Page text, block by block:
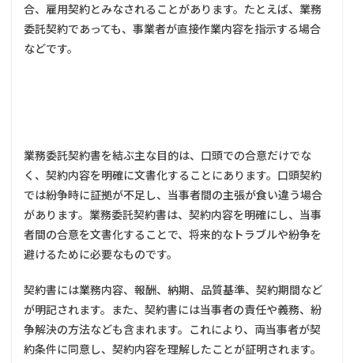
3.1.11
11. **契
約期間**
する
時の
点
業務
委託
書に
つい
ての
よく
ある
Q&A
合、雇用契約とみなされることがあります。たとえば、業務
委託契約であっても、事業者が直接作業内容を指示する場合
などです。
業務委託契約書を結ぶ主な目的は、口頭での合意だけでな
く、契約内容を明確に文書化することにあります。口頭契約
では紛争時に証拠が不足し、当事者間の主張が食い違う場合
があります。業務委託契約書は、契約内容を明確にし、当事
者間の合意を文書化することで、将来的なトラブルや紛争を
避けるために必要なものです。
契約書には業務内容、報酬、納期、品質基準、契約期間など
が明記されます。また、契約書には当事者の責任や義務、紛
争解決の方法なども含まれます。これにより、両当事者が契
約条件に同意し、契約内容を理解したことが証明されます。